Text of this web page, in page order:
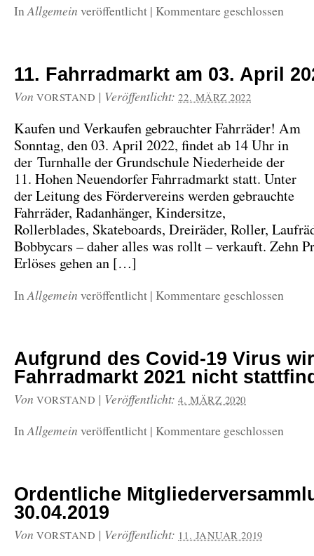
InAllgemein veröffentlicht | Kommentare geschlossen
11. Fahrradmarkt am 03. April
Von VORSTAND | Veröffentlicht:22. MÄRZ 2022
Kaufen und Verkaufen gebrauchter Fahrräder! Am
Sonntag, den 03. April 2022, findet ab 14 Uhr in
der Turnhalle der Grundschule Niederheide der
11. Hohen Neuendorfer Fahrradmarkt statt. Unter
der Leitung des Fördervereins werden gebrauchte
Fahrräder, Radanhänger, Kindersitze,
Rollerblades, Skateboards, Dreiräder, Roller,
Bobbycars – daher alles was rollt – verkauft. Zehn
Erlöses gehen an […]
InAllgemein veröffentlicht | Kommentare geschlossen
Aufgrund des Covid-19 Virus
Fahrradmarkt 2021 nicht
Von VORSTAND | Veröffentlicht:4. MÄRZ 2020
InAllgemein veröffentlicht | Kommentare geschlossen
Ordentliche
30.04.2019
Von VORSTAND | Veröffentlicht: 11. JANUAR 2019